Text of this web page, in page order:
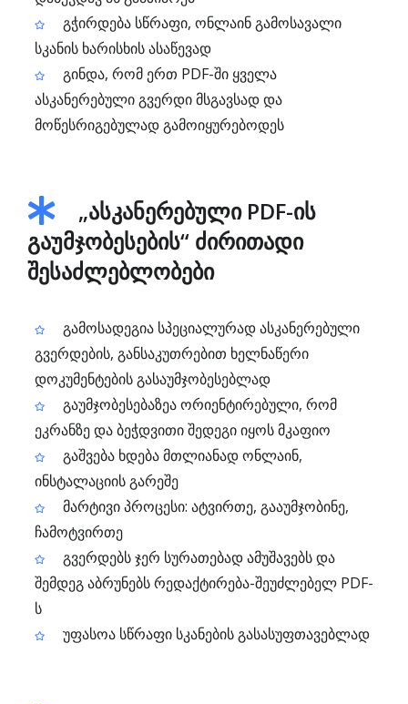
გჭირდება სწრაფი, ონლაინ გამოსავალი
სკანის ხარისხის ასაწევად
გინდა, რომ ერთ PDF-ში ყველა
ასკანერებული გვერდი მსგავსად და
მოწესრიგებულად გამოიყურებოდეს
„ასკანერებული PDF-ის
გაუმჯობესების“ ძირითადი
შესაძლებლობები
გამოსადეგია სპეციალურად ასკანერებული
გვერდების, განსაკუთრებით ხელნაწერი
დოკუმენტების გასაუმჯობესებლად
გაუმჯობესებაზეა ორიენტირებული, რომ
ეკრანზე და ბეჭდვითი შედეგი იყოს მკაფიო
გაშვება ხდება მთლიანად ონლაინ,
ინსტალაციის გარეშე
მარტივი პროცესი: ატვირთე, გააუმჯობინე,
ჩამოტვირთე
გვერდებს ჯერ სურათებად ამუშავებს და
შემდეგ აბრუნებს რედაქტირება-შეუძლებელ PDF-
ს
უფასოა სწრაფი სკანების გასასუფთავებლად